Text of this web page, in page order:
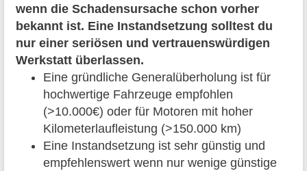
wenn die Schadensursache schon vorher
bekannt ist. Eine Instandsetzung solltest du
nur einer seriösen und vertrauenswürdigen
Werkstatt überlassen.
Eine gründliche Generalüberholung ist für
hochwertige Fahrzeuge empfohlen
(>10.000€) oder für Motoren mit hoher
Kilometerlaufleistung (>150.000 km)
Eine Instandsetzung ist sehr günstig und
empfehlenswert wenn nur wenige günstige